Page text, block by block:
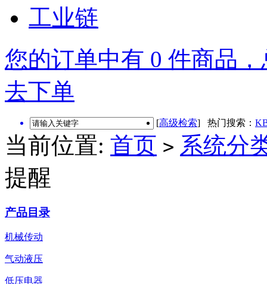
工业链
您的订单中有 0 件商品
去下单
[高级检索] 热门搜索：
当前位置: 首页 > 系统分
提醒
产品目录
机械传动
气动液压
低压电器